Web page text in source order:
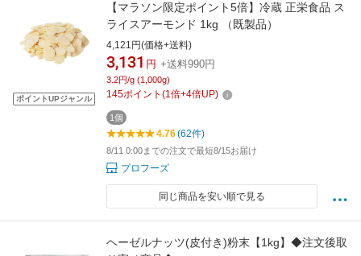
ポイントUPジャンル
【マラソン限定ポイント5倍】冷蔵 正栄食品 ス
ライスアーモンド 1kg （既製品）
4,121円(価格+送料)
3,131 円 +送料990円
3.2円/g (1,000g)
145ポイント (1倍+4倍UP)
1個
4.76(62件)
8/11 0:00までの注文で最短8/15お届け
プロフーズ
同じ商品を安い順で見る
ヘーゼルナッツ(皮付き)粉末【1kg】◆注文後取